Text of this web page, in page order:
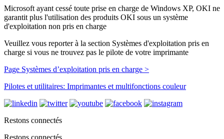
Microsoft ayant cessé toute prise en charge de Windows XP, OKI ne
garantit plus l'utilisation des produits OKI sous un système
d'exploitation non pris en charge
Veuillez vous reporter à la section Systèmes d'exploitation pris en
charge si vous ne trouvez pas le pilote de votre imprimante
Page Systèmes d’exploitation pris en charge >
Pilotes et utilitaires: Imprimantes et multifonctions couleur
Restons connectés
Restons connectés